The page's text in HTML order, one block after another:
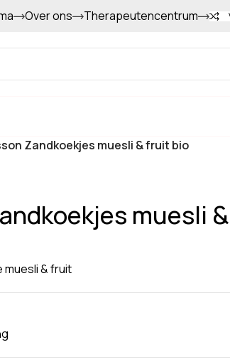
Gapers sparen voor
Over ons Therapeutencentrum
Zandkoekjes muesli & fruit bio
muesli
muesli & fruit